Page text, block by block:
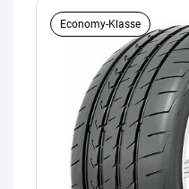
Economy-Klasse